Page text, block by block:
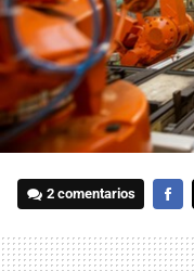
2 comentarios